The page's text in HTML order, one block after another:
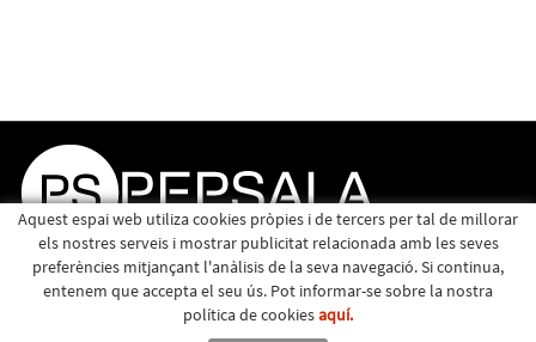
Aquest espai web utiliza cookies pròpies i de tercers per tal de millorar
els nostres serveis i mostrar publicitat relacionada amb les seves
preferències mitjançant l'anàlisis de la seva navegació. Si continua,
entenem que accepta el seu ús. Pot informar-se sobre la nostra
política de cookiesaquí.